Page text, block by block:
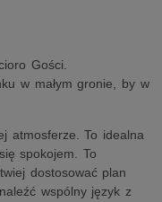
Gości.
w małym gronie, by w
atmosferze. To idealna
spokojem. To
dostosować plan
wspólny język z